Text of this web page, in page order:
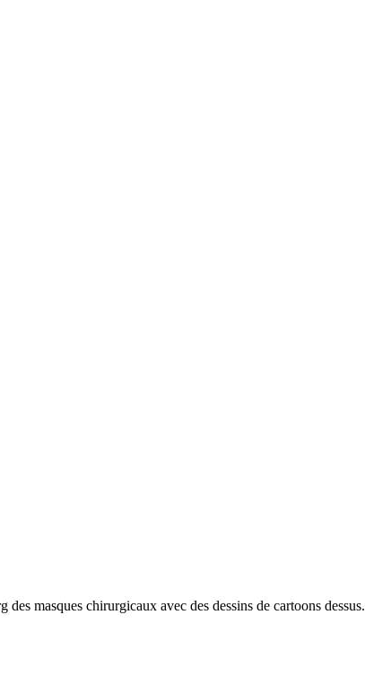
masques chirurgicaux avec des dessins de cartoons dessus.